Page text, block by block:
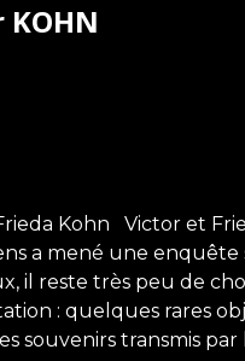
Kohn Victor et
a mené une enquête
il reste très peu de
: quelques rares
souvenirs transmis par